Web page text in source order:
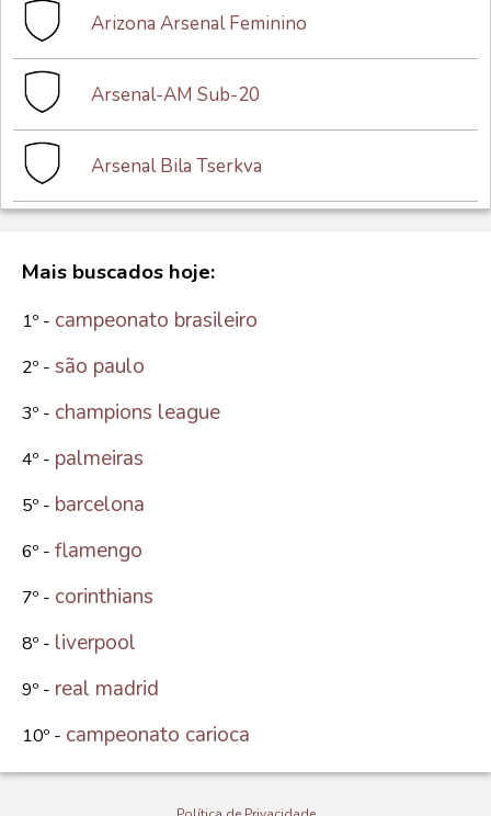
Arizona Arsenal Feminino
Arsenal-AM Sub-20
Arsenal Bila Tserkva
Mais buscados hoje:
1º - campeonato brasileiro
2º - são paulo
3º - champions league
4º - palmeiras
5º - barcelona
6º - flamengo
7º - corinthians
8º - liverpool
9º - real madrid
10º - campeonato carioca